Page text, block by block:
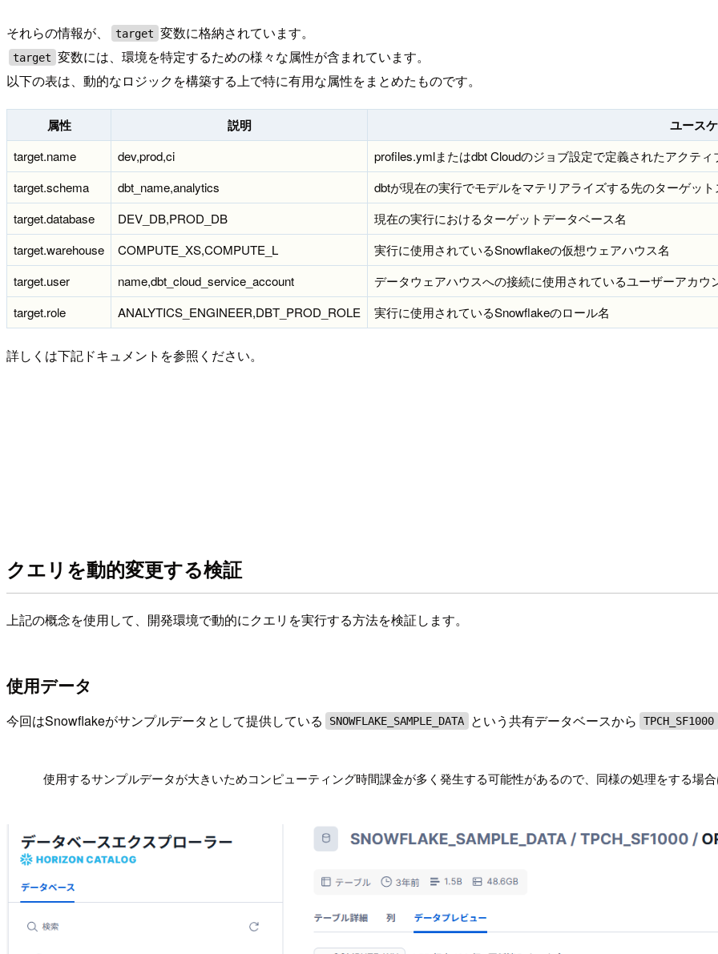
それらの情報が、 target 変数に格納されています。
target 変数には、環境を特定するための様々な属性が含まれています。
以下の表は、動的なロジックを構築する上で特に有用な属性をまとめたものです。
属性 説明 ユース
target.name dev,prod,ci
profiles.ymlまたはdbt Cloudのジョブ設定で定義されたアクテ
target.schema
dbt_name,analytics
dbtが現在の実行でモデルをマテリアライズする先のターゲッ
target.database
DEV_DB,PROD_DB
現在の実行におけるターゲットデータベース名
target.warehouse
COMPUTE_XS,COMPUTE_L
実行に使用されているSnowflakeの仮想ウェアハウス名
target.user
name,dbt_cloud_service_account
データウェアハウスへの接続に使用されているユーザーアカウ
target.role
ANALYTICS_ENGINEER,DBT_PROD_ROLE 実行に使用されているSnowflakeのロール名
詳しくは下記ドキュメントを参照ください。
クエリを動的変更する検証
上記の概念を使用して、開発環境で動的にクエリを実行する方法を検証します。
使用データ
今回はSnowflakeがサンプルデータとして提供している SNOWFLAKE_SAMPLE_DATA という共有データベースから TPCH_SF1000
使用するサンプルデータが大きいためコンピューティング時間課金が多く発生する可能性があるので、同様の処理をする場